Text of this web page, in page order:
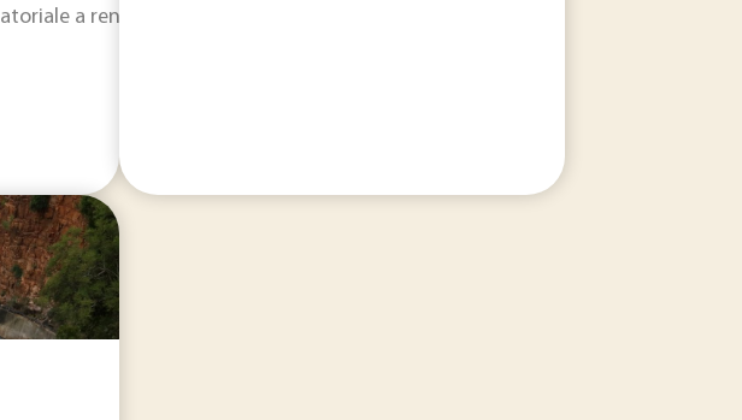
quinze années de transformation industrielle. Il montre aussi que
a rendu public un rapport sur le thème de la méthanisation. Le